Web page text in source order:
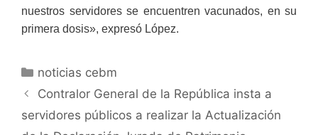
nuestros servidores se encuentren vacunados, en su
primera dosis», expresó López.
noticias cebm
Contralor General de la República insta a
servidores públicos a realizar la Actualización